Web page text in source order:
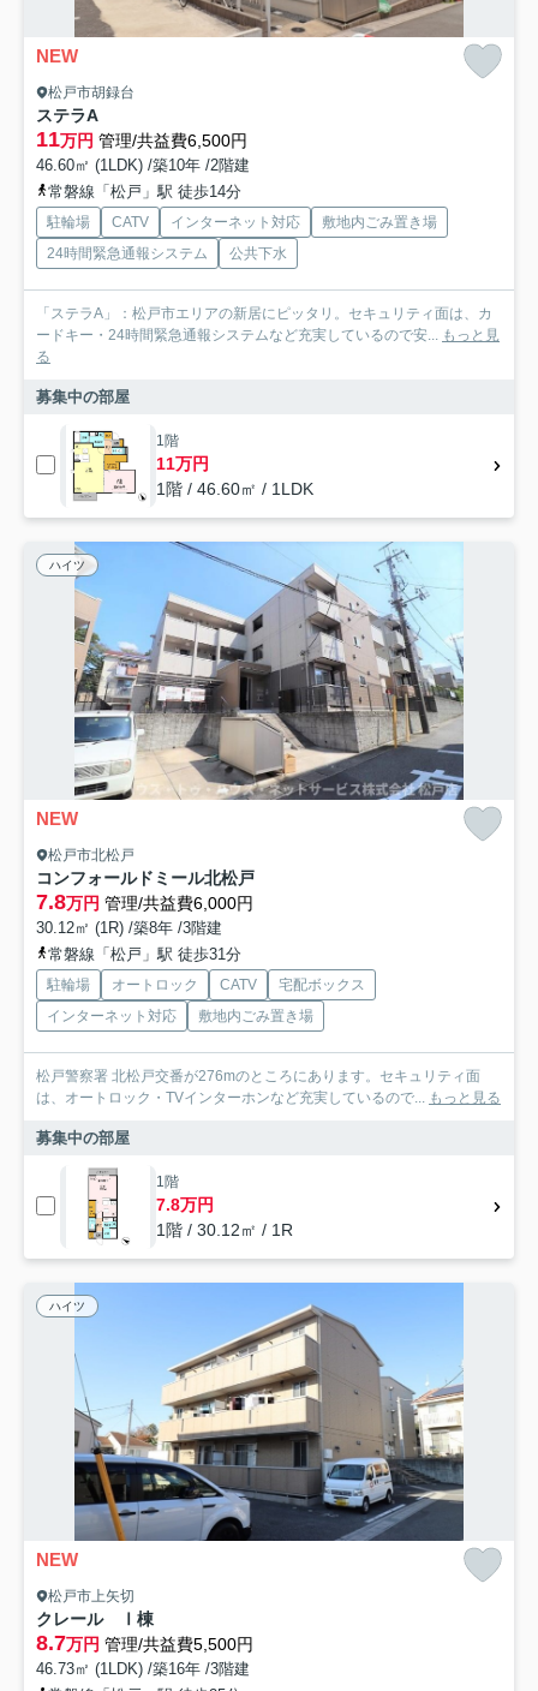
NEW
松戸市胡録台
ステラA
11万円 管理/共益費6,500円
46.60㎡ (1LDK) /築10年 /2階建
常磐線「松戸」駅 徒歩14分
駐輪場 CATV インターネット対応
敷地内ごみ置き場
24時間緊急通報システム
公共下水
「ステラA」：松戸市エリアの新居にピッタリ。セキュリティ面は、カ
ードキー・24時間緊急通報システムなど充実しているので安...
もっと見
る
募集中の部屋
1階
11万円
1階 / 46.60㎡ / 1LDK
ハイツ
NEW
松戸市北松戸
コンフォールドミール北松戸
7.8万円 管理/共益費6,000円
30.12㎡ (1R) /築8年 /3階建
常磐線「松戸」駅 徒歩31分
駐輪場 オートロック CATV
宅配ボックス
インターネット対応
敷地内ごみ置き場
松戸警察署 北松戸交番が276mのところにあります。セキュリティ面
は、オートロック・TVインターホンなど充実しているので...
もっと見る
募集中の部屋
1階
7.8万円
1階 / 30.12㎡ / 1R
ハイツ
NEW
松戸市上矢切
クレール Ⅰ棟
8.7万円 管理/共益費5,500円
46.73㎡ (1LDK) /築16年 /3階建